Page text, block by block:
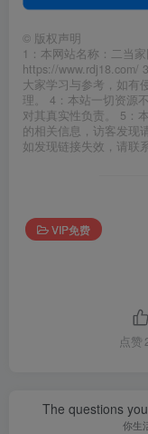
© 版权声明
1：本网站名称：二当
https://www.rdj18.com/
大家学习与参考，如有
理。 4：本站一切资源
对其真实性负责。 5：
的相关信息，访客发现
如发现链接失效，请联
VIP免费
点赞
The questions
你生